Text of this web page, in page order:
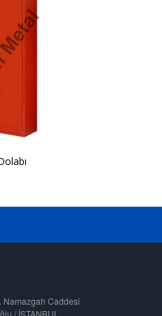
Namazgah Caddesi
/ İSTANBUL